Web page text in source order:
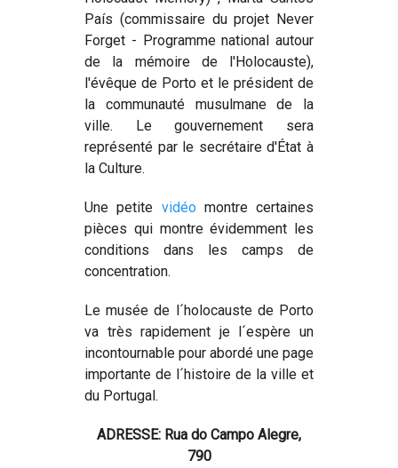
País (commissaire du projet Never
Forget - Programme national autour
de la mémoire de l'Holocauste),
l'évêque de Porto et le président de
la communauté musulmane de la
ville. Le gouvernement sera
représenté par le secrétaire d'État à
la Culture.
Une petite vidéomontre certaines
pièces qui montre évidemment les
conditions dans les camps de
concentration.
Le musée de l´holocauste de Porto
va très rapidement je l´espère un
incontournable pour abordé une page
importante de l´histoire de la ville et
du Portugal.
ADRESSE: Rua do Campo Alegre,
790